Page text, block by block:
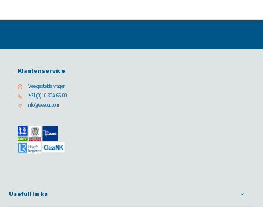
Klantenservice
Veelgestelde vragen
+31 (0) 10 304 66 00
info@vescoil.com
Usefull links